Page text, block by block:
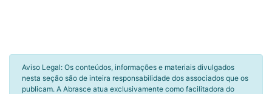
Aviso Legal: Os conteúdos, informações e materiais divulgados
nesta seção são de inteira responsabilidade dos associados que os
publicam. A Abrasce atua exclusivamente como facilitadora do